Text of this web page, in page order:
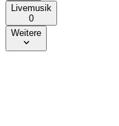
Livemusik
0
Weitere